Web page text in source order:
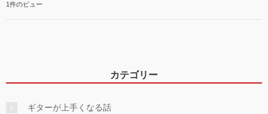
1件のビュー
カテゴリー
ギターが上手くなる話